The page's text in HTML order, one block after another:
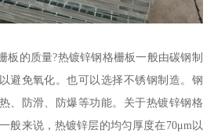
板的质量?热镀锌钢格栅板一般由碳钢制
避免氧化。也可以选择不锈钢制造。钢
、防滑、防爆等功能。关于热镀锌钢格
般来说，热镀锌层的均匀厚度在70μm以